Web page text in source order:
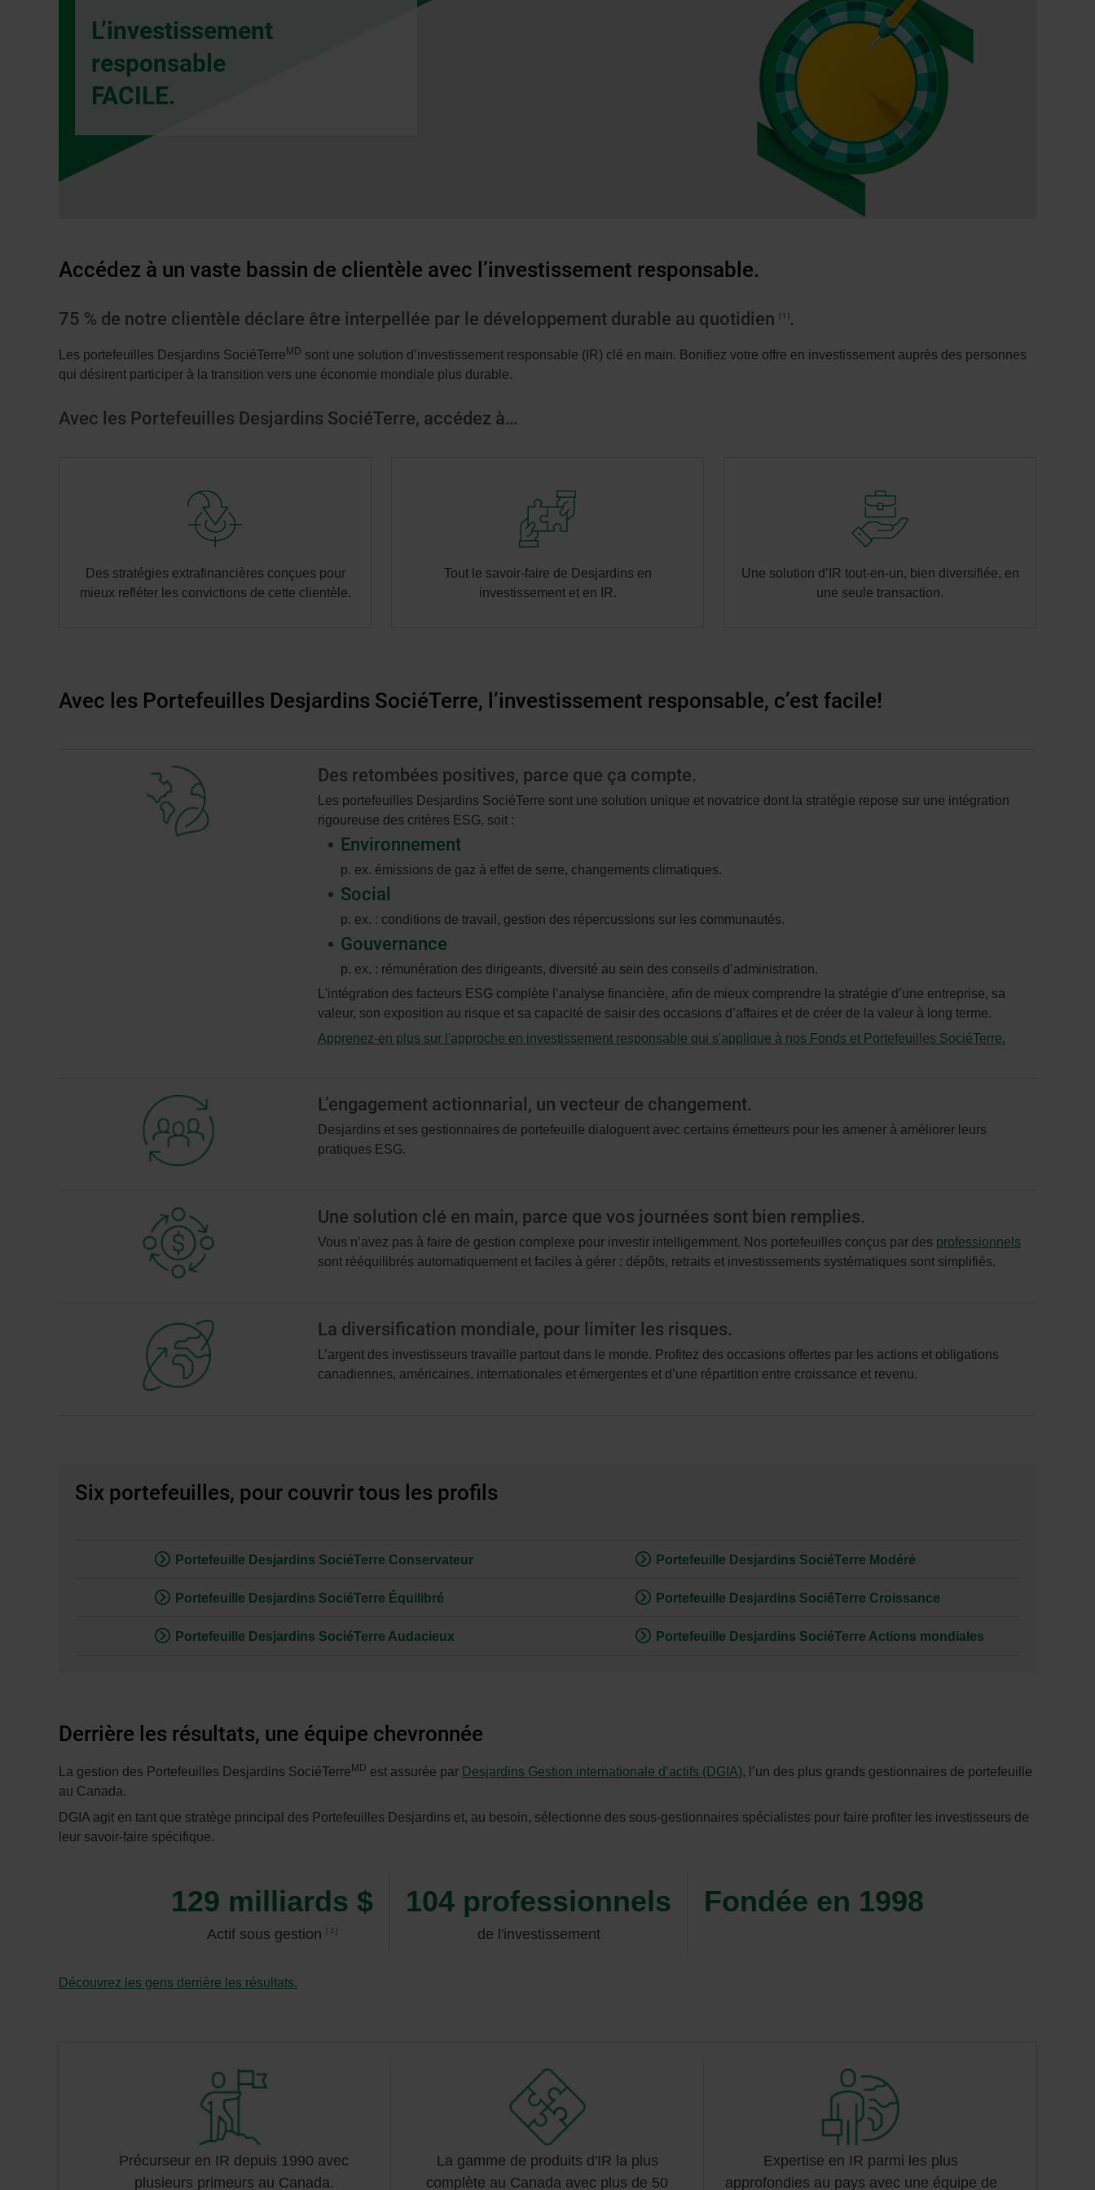
L’investissement
responsable
FACILE.
Accédez à un vaste bassin de clientèle avec l’investissement responsable.
75 % de notre clientèle déclare être interpellée par le développement durable au quotidien 1 .
Les portefeuilles Desjardins SociéTerre MD sont une solution d’investissement responsable (IR) clé en main. Bonifiez votre offre en investissement auprès des personnes
qui désirent participer à la transition vers une économie mondiale plus durable.
Avec les Portefeuilles Desjardins SociéTerre, accédez à…
Des stratégies extrafinancières conçues pour
mieux refléter les convictions de cette clientèle.
Tout le savoir-faire de Desjardins en
investissement et en IR.
Une solution d’IR tout-en-un, bien diversifiée, en
une seule transaction.
Avec les Portefeuilles Desjardins SociéTerre, l’investissement responsable, c’est facile!
Des retombées positives, parce que ça compte.
Les portefeuilles Desjardins SociéTerre sont une solution unique et novatrice dont la stratégie repose sur une intégration
rigoureuse des critères ESG, soit :
Environnement
p. ex. émissions de gaz à effet de serre, changements climatiques.
Social
p. ex. : conditions de travail, gestion des répercussions sur les communautés.
Gouvernance
p. ex. : rémunération des dirigeants, diversité au sein des conseils d’administration.
L'intégration des facteurs ESG complète l’analyse financière, afin de mieux comprendre la stratégie d’une entreprise, sa
valeur, son exposition au risque et sa capacité de saisir des occasions d’affaires et de créer de la valeur à long terme.
Apprenez-en plus sur l'approche en investissement responsable qui s'applique à nos Fonds et Portefeuilles SociéTerre.
L’engagement actionnarial, un vecteur de changement.
Desjardins et ses gestionnaires de portefeuille dialoguent avec certains émetteurs pour les amener à améliorer leurs
pratiques ESG.
Une solution clé en main, parce que vos journées sont bien remplies.
Vous n’avez pas à faire de gestion complexe pour investir intelligemment. Nos portefeuilles conçus par des professionnels
sont rééquilibrés automatiquement et faciles à gérer : dépôts, retraits et investissements systématiques sont simplifiés.
La diversification mondiale, pour limiter les risques.
L’argent des investisseurs travaille partout dans le monde. Profitez des occasions offertes par les actions et obligations
canadiennes, américaines, internationales et émergentes et d’une répartition entre croissance et revenu.
Six portefeuilles, pour couvrir tous les profils
Portefeuille Desjardins SociéTerre Conservateur Portefeuille Desjardins SociéTerre Modéré
Portefeuille Desjardins SociéTerre Équilibré Portefeuille Desjardins SociéTerre Croissance
Portefeuille Desjardins SociéTerre Audacieux Portefeuille Desjardins SociéTerre Actions mondiales
Derrière les résultats, une équipe chevronnée
La gestion des Portefeuilles Desjardins SociéTerre MD est assurée par Desjardins Gestion internationale d’actifs (DGIA), l’un des plus grands gestionnaires de portefeuille
au Canada.
DGIA agit en tant que stratège principal des Portefeuilles Desjardins et, au besoin, sélectionne des sous-gestionnaires spécialistes pour faire profiter les investisseurs de
leur savoir-faire spécifique.
129 milliards $
Actif sous gestion 2
104 professionnels
de l'investissement
Fondée en 1998
Découvrez les gens derrière les résultats.
Précurseur en IR depuis 1990 avec
plusieurs primeurs au Canada.
La gamme de produits d'IR la plus
complète au Canada avec plus de 50
Expertise en IR parmi les plus
approfondies au pays avec une équipe de